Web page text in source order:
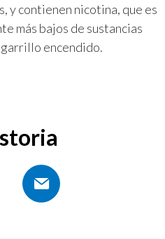
y contienen nicotina, que es
más bajos de sustancias
encendido.